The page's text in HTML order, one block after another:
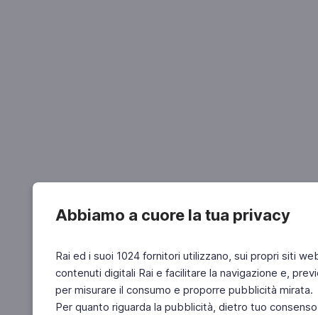
Abbiamo a cuore la tua privacy
Rai ed i suoi 1024 fornitori utilizzano, sui propri siti
contenuti digitali Rai e facilitare la navigazione e,
per misurare il consumo e proporre pubblicità mirata.
Per quanto riguarda la pubblicità, dietro tuo